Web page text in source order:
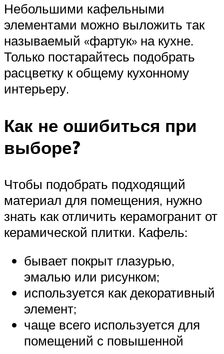
Небольшими кафельными
элементами можно выложить так
называемый «фартук» на кухне.
Только постарайтесь подобрать
расцветку к общему кухонному
интерьеру.
Как не ошибиться при
выборе?
Чтобы подобрать подходящий
материал для помещения, нужно
знать как отличить керамогранит от
керамической плитки. Кафель:
бывает покрыт глазурью,
эмалью или рисунком;
используется как декоративный
элемент;
чаще всего используется для
помещений с повышенной